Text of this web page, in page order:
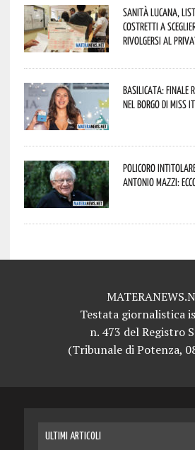
Sanità lucana,
costretti a
rivolgersi al
Basilicata: finale
nel borgo di Miss
Policoro
Antonio Mazzi:
Testata giornalistica
n. 473 del Registro
(Tribunale di Potenza,
ULTIMI ARTICOLI